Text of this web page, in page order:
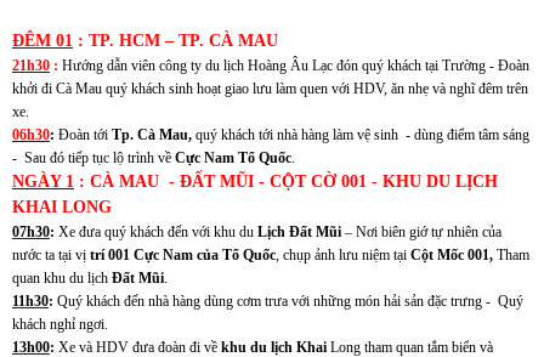
ĐÊM 01 : TP. HCM – TP. CÀ MAU
21h30 : Hướng dẫn viên công ty du lịch Hoàng Âu Lạc đón quý khách tại Trường - Đoàn
khởi đi Cà Mau quý khách sinh hoạt giao lưu làm quen với HDV, ăn nhẹ và nghĩ đêm trên
xe.
06h30: Đoàn tới Tp. Cà Mau, quý khách tới nhà hàng làm vệ sinh - dùng điểm tâm sáng
- Sau đó tiếp tục lộ trình về Cực Nam Tổ Quốc
NGÀY 1 : CÀ MAU - ĐẤT MŨI - CỘT CỜ 001 - KHU DU LỊCH
KHAI LONG
07h30: Xe đưa quý khách đến với khu du Lịch Đất Mũi – Nơi biên giớ tự nhiên của
nước ta tại vị trí 001 Cực Nam của Tổ Quốc , chụp ảnh lưu niệm tại Cột Mốc 001, Tham
quan khu du lịch Đất Mũi
11h30: Quý khách đến nhà hàng dùng cơm trưa với những món hải sản đặc trưng - Quý
khách nghỉ ngơi.
13h00: Xe và HDV đưa đoàn đi về khu du lịch Khai Long tham quan tắm biển và